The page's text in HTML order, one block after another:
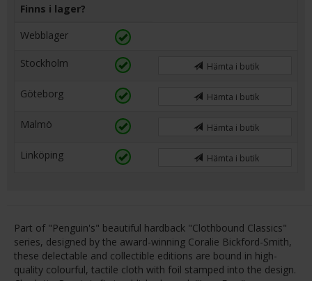
Finns i lager?
Webblager
Stockholm Hämta i butik
Göteborg Hämta i butik
Malmö Hämta i butik
Linköping Hämta i butik
Part of "Penguin's" beautiful hardback "Clothbound Classics"
series, designed by the award-winning Coralie Bickford-Smith,
these delectable and collectible editions are bound in high-
quality colourful, tactile cloth with foil stamped into the design.